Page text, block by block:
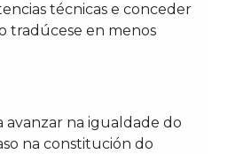
técnicas e conceder
tradúcese en menos
na igualdade do
na constitución do